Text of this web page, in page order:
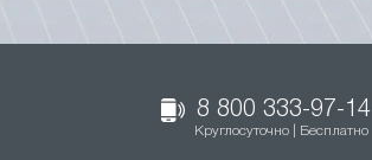
8 800 333-97-14
Круглосуточно | Бесплатно